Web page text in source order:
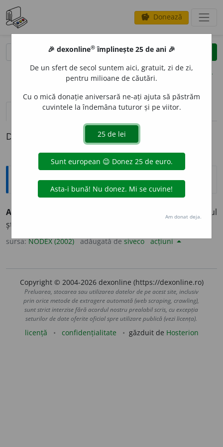
savings Donează
clear
opțiuni
definiții (1) pronunțievolume_up (8)
Definiția cu ID-ul 350794:
Explicative DEX
A SE REABILIT
A-și recăpăta prestigiul
știrbit, buna reputație. [Sil.
sursa:NODEX (2002) adăugată desiveco acțiuni
Copyright © 2004-2026 dexonline (https://dexonline.ro)
Preluarea, stocarea sau utilizarea datelor de pe acest site, inclusiv
prin orice metode de extragere automată (web scraping, crawling),
sunt strict interzise fără acordul nostru prealabil scris, cu excepția
seturilor de date oferite oficial spre utilizare publică (vezi licența).
licență confidențialitate găzduit de Hosterion
🎉 dexonline® împlinește 25 de ani 🎉
De un sfert de secol suntem aici, gratuit, zi de zi,
pentru milioane de căutări.
Cu o mică donație aniversară ne-ați ajuta să păstrăm
cuvintele la îndemâna tuturor și pe viitor.
Am donat deja.